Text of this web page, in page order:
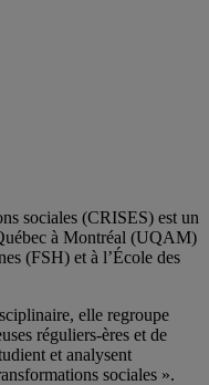
sociales (CRISES) est un
à Montréal (UQAM)
(FSH) et à l’École des
elle regroupe
réguliers-ères et de
et analysent
sociales ».